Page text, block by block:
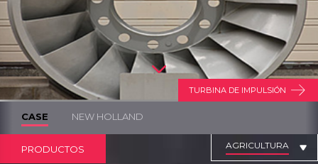
TURBINA DE IMPULSIÓN
CASE NEW HOLLAND
PRODUCTOS AGRICULTURA